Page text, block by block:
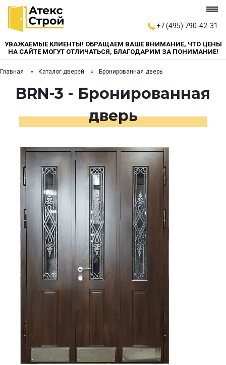
+7 (495) 790-42-31
УВАЖАЕМЫЕ КЛИЕНТЫ! ОБРАЩАЕМ ВАШЕ ВНИМАНИЕ, ЧТО ЦЕНЫ
НА САЙТЕ МОГУТ ОТЛИЧАТЬСЯ, БЛАГОДАРИМ ЗА ПОНИМАНИЕ!
Главная Каталог дверей Бронированная дверь
BRN-3 - Бронированная
дверь